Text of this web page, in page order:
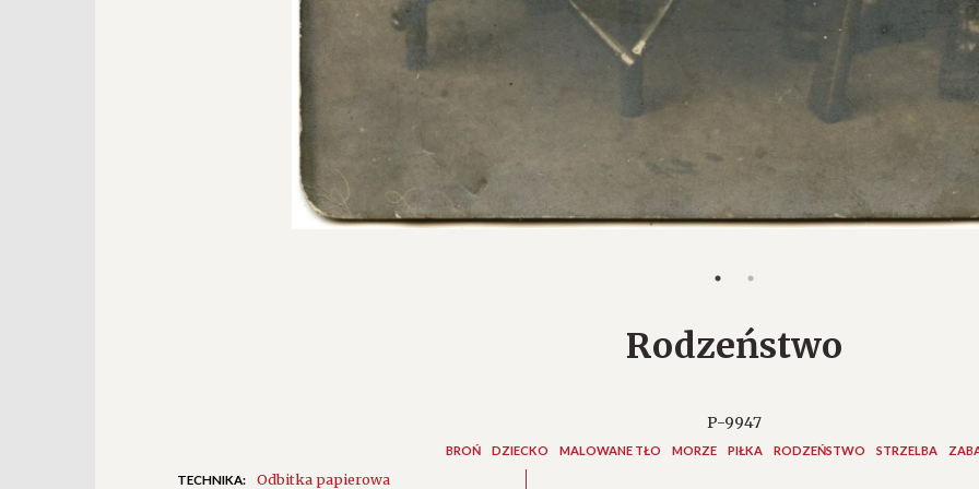
Rodzeństwo
P-9947
BROŃ DZIECKO MALOWANE TŁO MORZE PIŁKA RODZEŃSTWO STRZELBA
TECHNIKA: Odbitka papierowa